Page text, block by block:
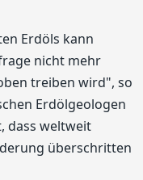
Erdöls kann
nicht mehr
treiben wird", so
Erdölgeologen
dass weltweit
überschritten